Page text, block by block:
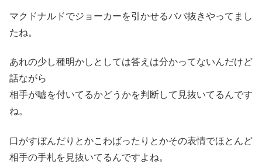
マクドナルドでジョーカーを引かせるババ抜きやってまし
たね。
あれの少し種明かしとしては答えは分かってないんだけど
話ながら
相手が嘘を付いてるかどうかを判断して見抜いてるんです
ね。
口がすぼんだりとかこわばったりとかその表情でほとんど
相手の手札を見抜いてるんですよね。